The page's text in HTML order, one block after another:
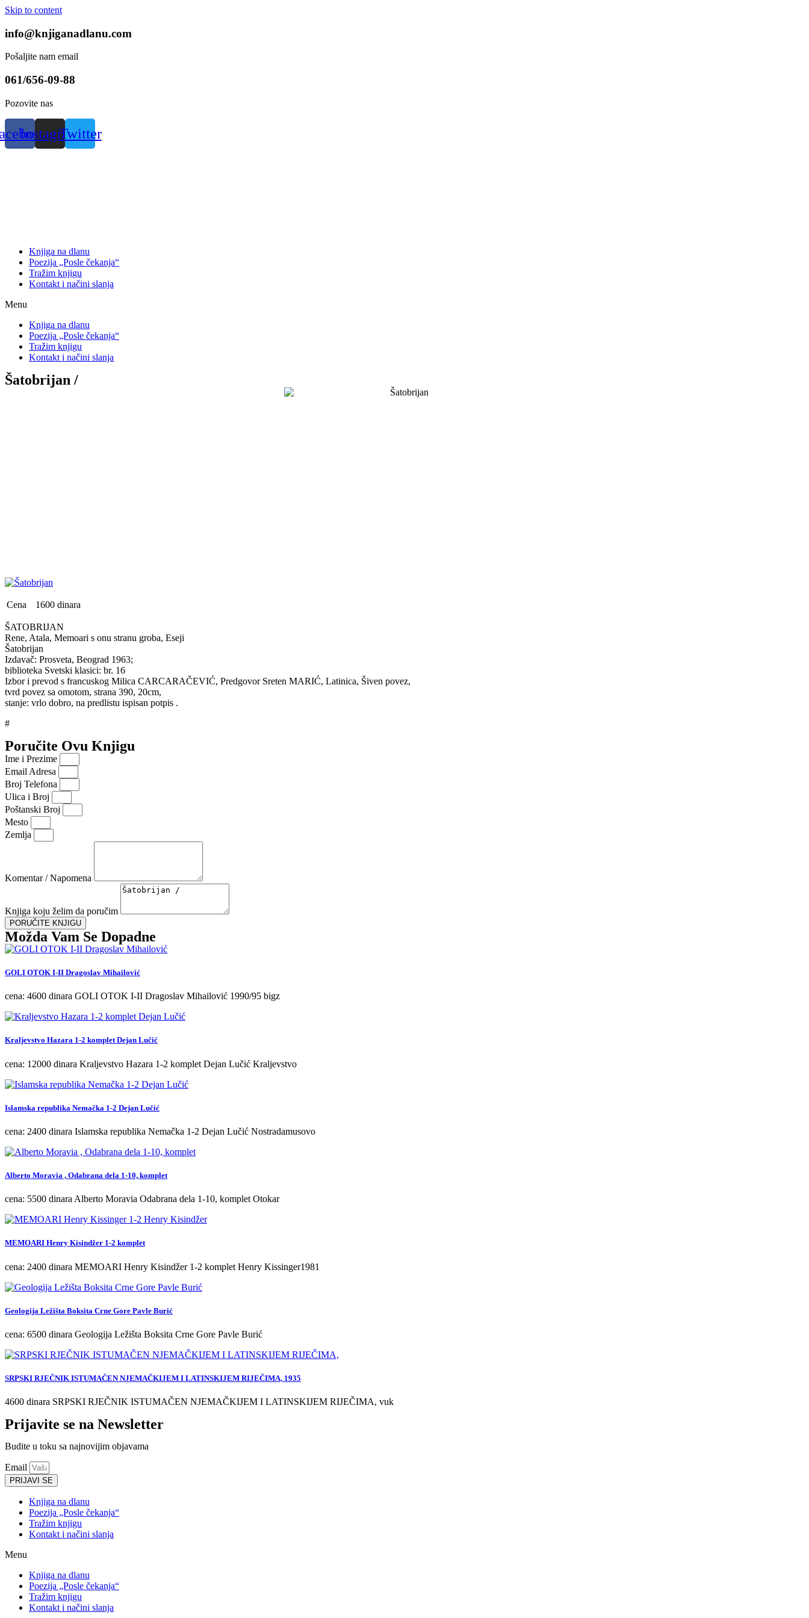
Skip to content
info@knjiganadlanu.com
Pošaljite nam email
061/656-09-88
Pozovite nas
InstagramTwitter
Knjiga na dlanu
Poezija „Posle čekanja“
Tražim knjigu
Kontakt i načini slanja
Menu
Knjiga na dlanu
Poezija „Posle čekanja“
Tražim knjigu
Kontakt i načini slanja
Šatobrijan /
Cena 1600 dinara
ŠATOBRIJAN
Rene, Atala, Memoari s onu stranu groba, Eseji
Šatobrijan
Izdavač: Prosveta, Beograd 1963;
biblioteka Svetski klasici: br. 16
Izbor i prevod s francuskog Milica CARCARAČEVIĆ, Predgovor Sreten MARIĆ, Latinica, Šiven povez,
tvrd povez sa omotom, strana 390, 20cm,
stanje: vrlo dobro, na predlistu ispisan potpis .
#
Poručite Ovu Knjigu
Ime i Prezime
Email Adresa
Broj Telefona
Ulica i Broj
Poštanski Broj
Mesto
Zemlja
Komentar / Napomena
Knjiga koju želim da poručim
PORUČITE KNJIGU
Možda Vam Se Dopadne
GOLI OTOK I-II Dragoslav Mihailović
cena: 4600 dinara GOLI OTOK I-II Dragoslav Mihailović 1990/95 bigz
Kraljevstvo Hazara 1-2 komplet Dejan Lučić
cena: 12000 dinara Kraljevstvo Hazara 1-2 komplet Dejan Lučić Kraljevstvo
Islamska republika Nemačka 1-2 Dejan Lučić
cena: 2400 dinara Islamska republika Nemačka 1-2 Dejan Lučić Nostradamusovo
Alberto Moravia , Odabrana dela 1-10, komplet
cena: 5500 dinara Alberto Moravia Odabrana dela 1-10, komplet Otokar
MEMOARI Henry Kisindžer 1-2 komplet
cena: 2400 dinara MEMOARI Henry Kisindžer 1-2 komplet Henry Kissinger1981
Geologija Ležišta Boksita Crne Gore Pavle Burić
cena: 6500 dinara Geologija Ležišta Boksita Crne Gore Pavle Burić
SRPSKI RJEČNIK ISTUMAČEN NJEMAČKIJEM I LATINSKIJEM RIJEČIMA, 1935
4600 dinara SRPSKI RJEČNIK ISTUMAČEN NJEMAČKIJEM I LATINSKIJEM RIJEČIMA, vuk
Prijavite se na Newsletter
Budite u toku sa najnovijim objavama
Email
PRIJAVI SE
Knjiga na dlanu
Poezija „Posle čekanja“
Tražim knjigu
Kontakt i načini slanja
Menu
Knjiga na dlanu
Poezija „Posle čekanja“
Tražim knjigu
Kontakt i načini slanja